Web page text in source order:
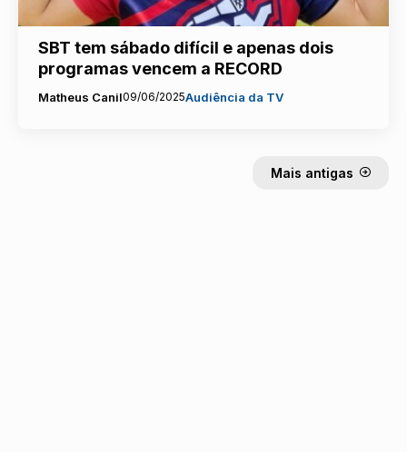
SBT tem sábado difícil e apenas dois
programas vencem a RECORD
Matheus Canil09/06/2025Audiência da TV
Mais antigas